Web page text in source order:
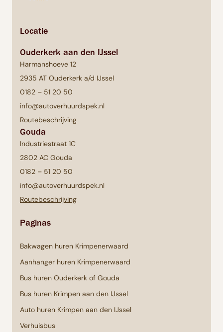
Locatie
Ouderkerk aan den IJssel
Harmanshoeve 12
2935 AT Ouderkerk a/d IJssel
0182 – 51 20 50
info@autoverhuurdspek.nl
Routebeschrijving
Gouda
Industriestraat 1C
2802 AC Gouda
0182 – 51 20 50
info@autoverhuurdspek.nl
Routebeschrijving
Paginas
Bakwagen huren Krimpenerwaard
Aanhanger huren Krimpenerwaard
Bus huren Ouderkerk of Gouda
Bus huren Krimpen aan den IJssel
Auto huren Krimpen aan den IJssel
Verhuisbus